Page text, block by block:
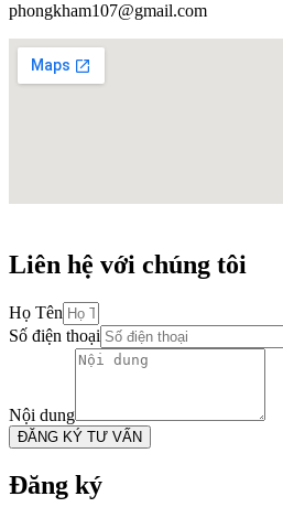
phongkham107@gmail.com
Liên hệ với chúng tôi
Họ Tên
Số điện thoại
Nội dung
ĐĂNG KÝ TƯ VẤN
Đăng ký